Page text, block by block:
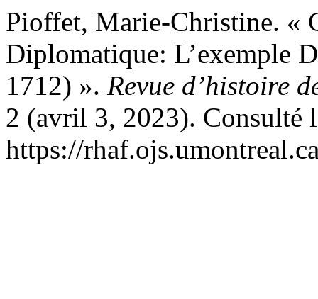
Pioffet, Marie-Christine. «
Diplomatique: L’exemple
1712) ». Revue d’histoire
2 (avril 3, 2023). Consulté
https://